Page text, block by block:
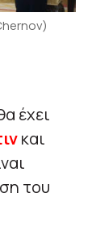
έχει
και
του